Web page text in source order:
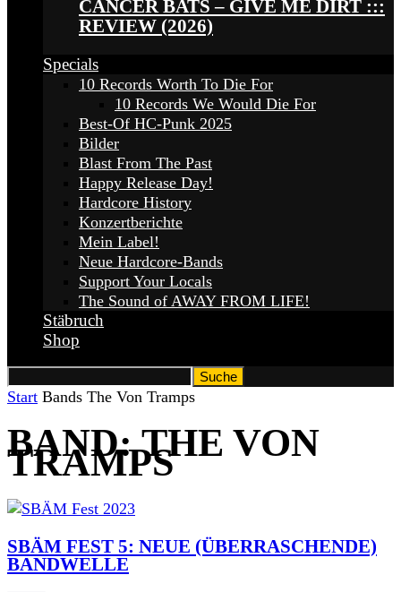
CANCER BATS – GIVE ME DIRT :::
REVIEW (2026)
Specials
10 Records Worth To Die For
10 Records We Would Die For
Best-Of HC-Punk 2025
Bilder
Blast From The Past
Happy Release Day!
Hardcore History
Konzertberichte
Mein Label!
Neue Hardcore-Bands
Support Your Locals
The Sound of AWAY FROM LIFE!
Stäbruch
Shop
Start Bands The Von Tramps
BAND: THE VON
TRAMPS
SBÄM FEST 5: NEUE (ÜBERRASCHENDE)
BANDWELLE